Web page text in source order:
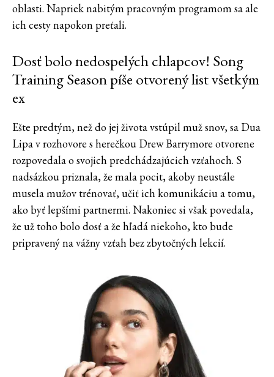
oblasti. Napriek nabitým pracovným programom sa ale
ich cesty napokon preťali.
Dosť bolo nedospelých chlapcov! Song
Training Season píše otvorený list všetkým
ex
Ešte predtým, než do jej života vstúpil muž snov, sa Dua
Lipa v rozhovore s herečkou Drew Barrymore otvorene
rozpovedala o svojich predchádzajúcich vzťahoch. S
nadsázkou priznala, že mala pocit, akoby neustále
musela mužov trénovať, učiť ich komunikáciu a tomu,
ako byť lepšími partnermi. Nakoniec si však povedala,
že už toho bolo dosť a že hľadá niekoho, kto bude
pripravený na vážny vzťah bez zbytočných lekcií.